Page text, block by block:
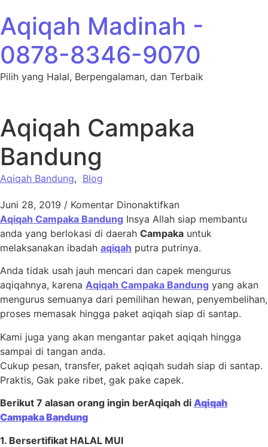
Aqiqah Madinah -
0878-8346-9070
Pilih yang Halal, Berpengalaman, dan Terbaik
Aqiqah Campaka
Bandung
Aqiqah Bandung, Blog
Juni 28, 2019 / Komentar Dinonaktifkanpada Aqiqah
Aqiqah Campaka Bandung Insya Allah siap membantu
anda yang berlokasi di daerah Campaka untuk
melaksanakan ibadah aqiqah putra putrinya.
Anda tidak usah jauh mencari dan capek mengurus
aqiqahnya, karena Aqiqah Campaka Bandung yang akan
mengurus semuanya dari pemilihan hewan, penyembelihan,
proses memasak hingga paket aqiqah siap di santap.
Kami juga yang akan mengantar paket aqiqah hingga
sampai di tangan anda.
Cukup pesan, transfer, paket aqiqah sudah siap di santap.
Praktis, Gak pake ribet, gak pake capek.
Berikut 7 alasan orang ingin berAqiqah di Aqiqah
Campaka Bandung
1. Bersertifikat HALAL MUI